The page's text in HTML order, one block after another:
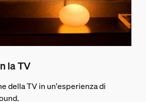
la TV
della TV in un'esperienza di